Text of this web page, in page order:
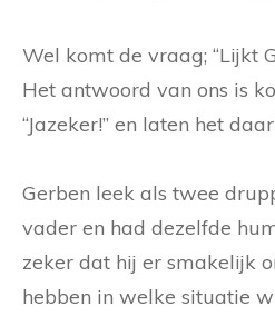
Wel komt de vraag; “Lijkt
Het antwoord van ons is
“Jazeker!” en laten het
Gerben leek als twee
vader en had dezelfde
zeker dat hij er smakelijk
hebben in welke situatie